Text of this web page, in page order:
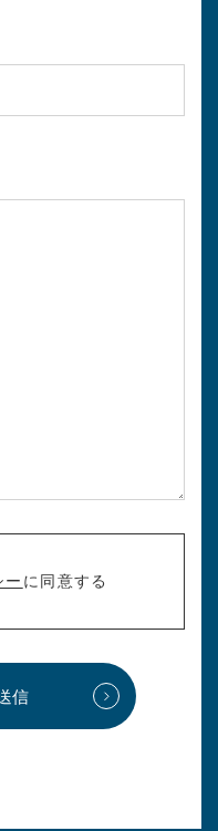
ー に同意する
信